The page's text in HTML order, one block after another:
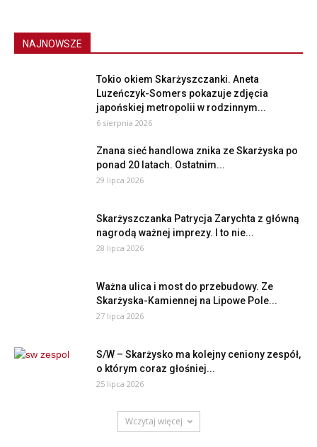
NAJNOWSZE
Tokio okiem Skarżyszczanki. Aneta
Luzeńczyk-Somers pokazuje zdjęcia
japońskiej metropolii w rodzinnym...
6 sierpnia 2026
Znana sieć handlowa znika ze Skarżyska po
ponad 20 latach. Ostatnim...
29 lipca 2026
Skarżyszczanka Patrycja Zarychta z główną
nagrodą ważnej imprezy. I to nie...
28 lipca 2026
Ważna ulica i most do przebudowy. Ze
Skarżyska-Kamiennej na Lipowe Pole...
27 lipca 2026
S/W – Skarżysko ma kolejny ceniony zespół,
o którym coraz głośniej...
25 lipca 2026
Wczytaj więcej